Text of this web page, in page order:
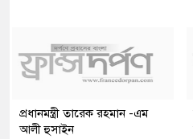
প্রধানমন্ত্রী তারেক রহমান -এম
আলী হুসাইন